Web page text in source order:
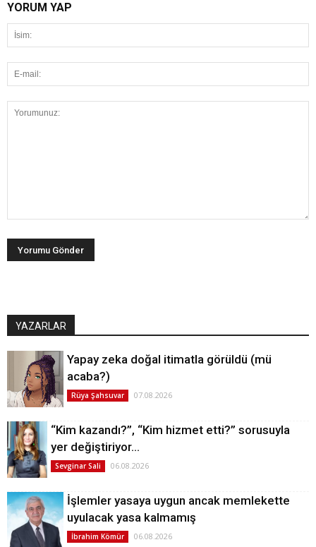
YORUM YAP
YAZARLAR
Yapay zeka doğal itimatla görüldü (mü
acaba?)
Rüya Şahsuvar 07.08.2026
“Kim kazandı?”, “Kim hizmet etti?” sorusuyla
yer değiştiriyor…
Sevginar Sali 06.08.2026
İşlemler yasaya uygun ancak memlekette
uyulacak yasa kalmamış
İbrahim Kömür 06.08.2026